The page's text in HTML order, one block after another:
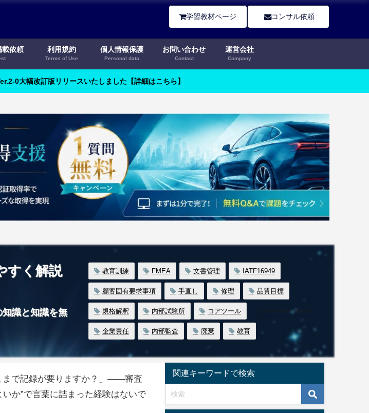
学習教材ページ コンサル依頼
載依頼 利用規約
Terms of Use
個人情報保護
Personal data
お問い合わせ
Contact
運営会社
Company
0大幅改訂版リリースいたしました【詳細はこちら】
すく解説
識と知識を無
教育訓練 FMEA 文書管理 IATF16949
顧客固有要求事項 手直し 修理 品質目標
規格解釈 内部試験所 コアツール
企業責任 内部監査 廃棄 教育
まで記録が要りますか？」——審査
か”で言葉に詰まった経験はないで
関連キーワードで検索